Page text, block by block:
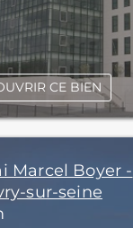
CE BIEN
Marcel Boyer -
sur-seine